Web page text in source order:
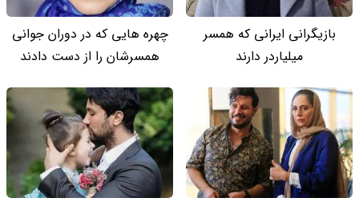
بازیگرانی ایرانی که همسر
میلیاردر دارند
چهره هایی که در دوران جوانی
همسرشان را از دست دادند